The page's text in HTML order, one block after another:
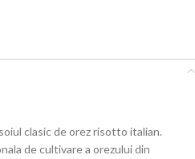
clasic de orez risotto italian.
de cultivare a orezului din